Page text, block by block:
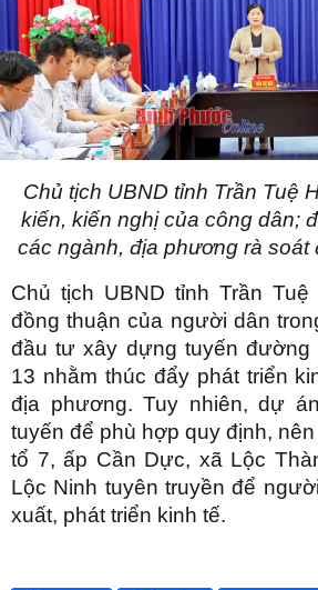
Chủ tịch UBND tỉnh Trần Tuệ
kiến, kiến nghị của công dân;
các ngành, địa phương rà soát
Chủ tịch UBND tỉnh Trần
đồng thuận của người dân
đầu tư xây dựng tuyến đường
13 nhằm thúc đẩy phát triển
địa phương. Tuy nhiên, dự
tuyến để phù hợp quy định,
tổ 7, ấp Cần Dực, xã Lộc
Lộc Ninh tuyên truyền để
xuất, phát triển kinh tế.